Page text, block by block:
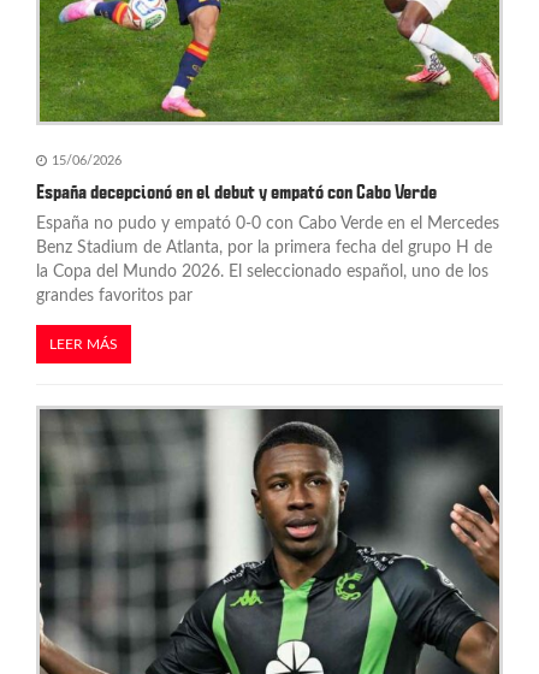
15/06/2026
España decepcionó en el debut y empató con Cabo Verde
España no pudo y empató 0-0 con Cabo Verde en el Mercedes
Benz Stadium de Atlanta, por la primera fecha del grupo H de
la Copa del Mundo 2026. El seleccionado español, uno de los
grandes favoritos par
LEER MÁS